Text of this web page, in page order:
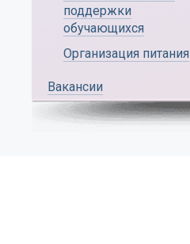
поддержки
обучающихся
Организация питания
Вакансии